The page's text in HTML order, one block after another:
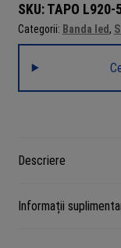
SKU: TAPO L920-
Categorii: Banda led,
Descriere
Informații